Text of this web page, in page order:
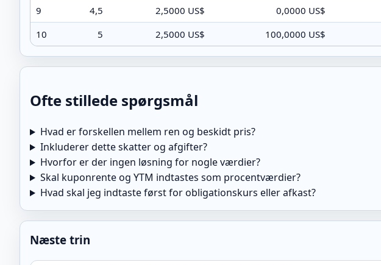
9
4,5 2,5000 US$ 0,0000 US$
10
5 2,5000 US$ 100,0000 US$
Ofte stillede spørgsmål
Hvad er forskellen mellem ren og beskidt pris?
Inkluderer dette skatter og afgifter?
Hvorfor er der ingen løsning for nogle værdier?
Skal kuponrente og YTM indtastes som procentværdier?
Hvad skal jeg indtaste først for obligationskurs eller afkast?
Næste trin